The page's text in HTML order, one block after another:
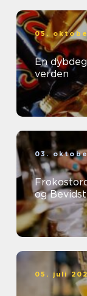
05.
En
verden
03.
og Bevidst
05. juli